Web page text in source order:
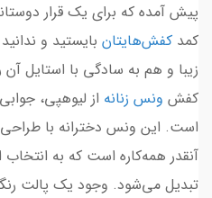
پیش آمده که برای یک قرار
کمد کفش‌هایتان بایستید و
زیبا و هم به سادگی با استایل
کفش ونس زنانه از لیوهپی،
است. این ونس دخترانه با
آنقدر همه‌کاره است که به
تبدیل می‌شود. وجود یک پالت